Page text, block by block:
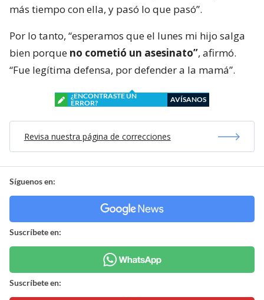
más tiempo con ella, y pasó lo que pasó”.
Por lo tanto, “esperamos que el lunes mi hijo salga
bien porque no cometió un asesinato”, afirmó.
“Fue legítima defensa, por defender a la mamá”.
¿ENCONTRASTE UN
ERROR?
AVÍSANOS
Revisa nuestra página de correcciones
Síguenos en:
Suscríbete en:
Suscríbete en: